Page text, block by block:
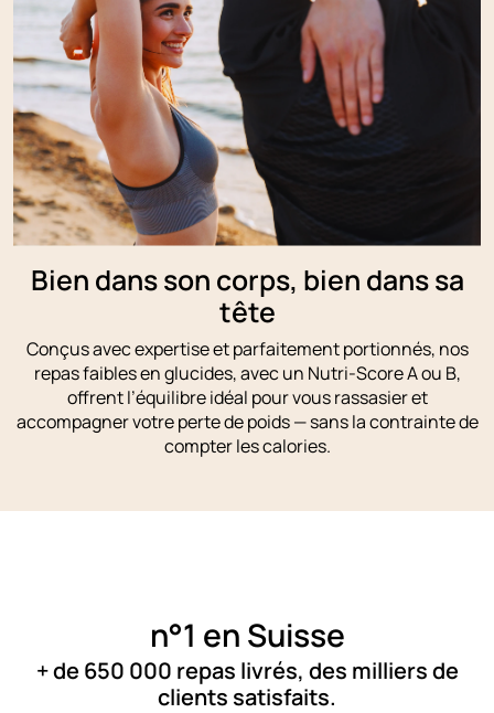
Bien dans son corps, bien dans sa
tête
Conçus avec expertise et parfaitement portionnés, nos
repas faibles en glucides, avec un Nutri-Score A ou B,
offrent l’équilibre idéal pour vous rassasier et
accompagner votre perte de poids — sans la contrainte de
compter les calories.
n°1 en Suisse
+ de 650 000 repas livrés, des milliers de
clients satisfaits.